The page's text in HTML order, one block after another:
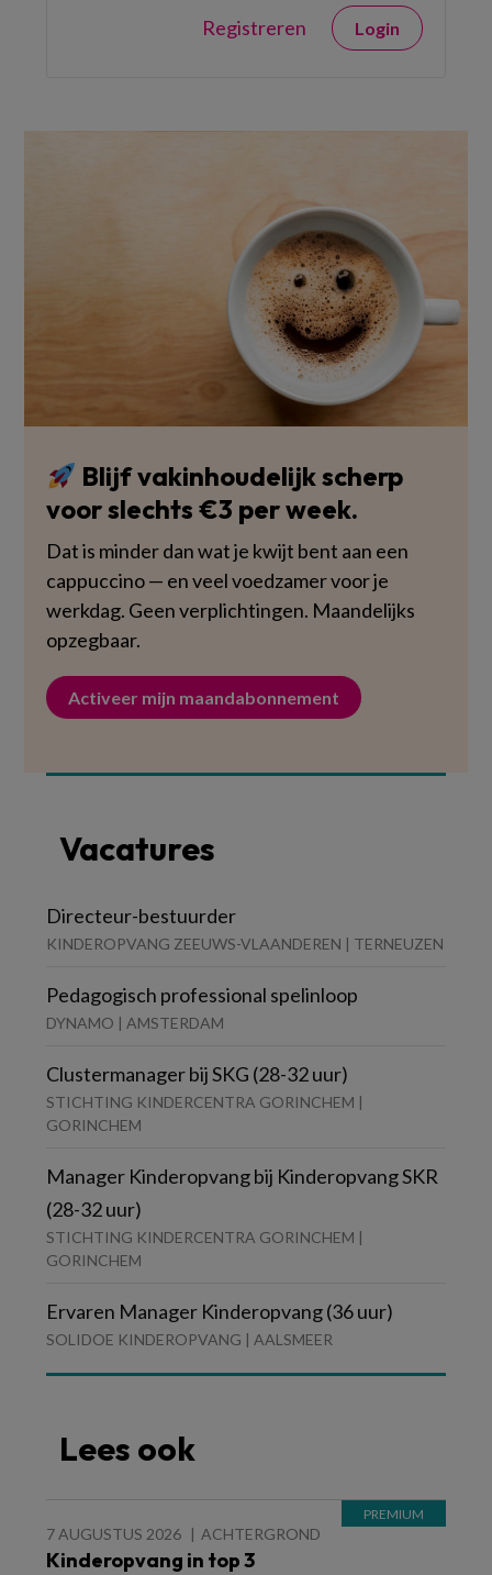
Registreren Login
Blijf vakinhoudelijk scherp
voor slechts €3 per week.
Dat is minder dan wat je kwijt bent aan een
cappuccino — en veel voedzamer voor je
werkdag. Geen verplichtingen. Maandelijks
opzegbaar.
Activeer mijn maandabonnement
Vacatures
Directeur-bestuurder
KINDEROPVANG ZEEUWS-VLAANDEREN | TERNEUZEN
Pedagogisch professional spelinloop
DYNAMO | AMSTERDAM
Clustermanager bij SKG (28-32 uur)
STICHTING KINDERCENTRA GORINCHEM |
GORINCHEM
Manager Kinderopvang bij Kinderopvang SKR
(28-32 uur)
STICHTING KINDERCENTRA GORINCHEM |
GORINCHEM
Ervaren Manager Kinderopvang (36 uur)
SOLIDOE KINDEROPVANG | AALSMEER
Lees ook
7 AUGUSTUS 2026 ACHTERGROND
Kinderopvang in top 3